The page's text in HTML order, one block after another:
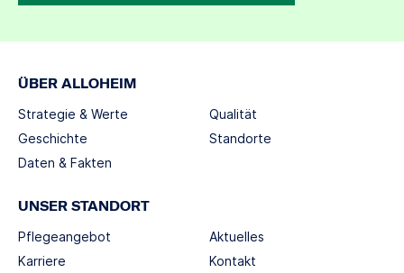
ÜBER ALLOHEIM
Strategie & Werte
Geschichte
Daten & Fakten
Qualität
Standorte
UNSER STANDORT
Pflegeangebot
Karriere
Aktuelles
Kontakt